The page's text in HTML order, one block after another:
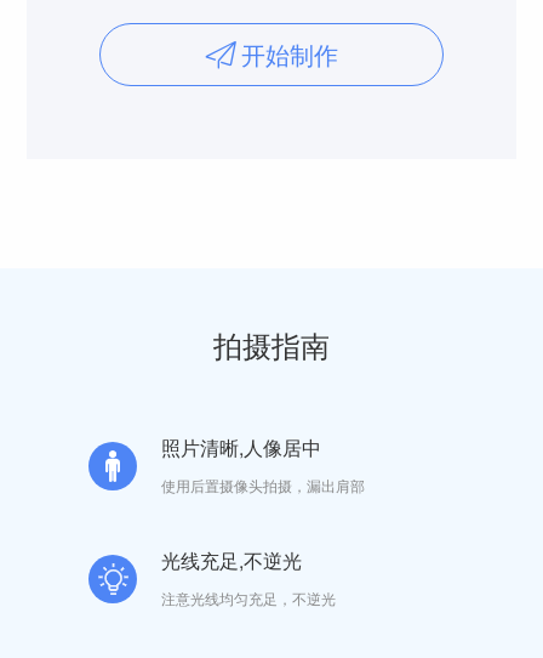
开始制作
拍摄指南
照片清晰,人像居中
使用后置摄像头拍摄，漏出肩部
光线充足,不逆光
注意光线均匀充足，不逆光